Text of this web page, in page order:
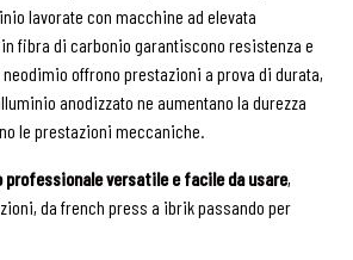
lavorate con macchine ad elevata
fibra di carbonio garantiscono resistenza e
offrono prestazioni a prova di durata,
anodizzato ne aumentano la durezza
le prestazioni meccaniche.
professionale versatile e facile da usare,
da french press a ibrik passando per